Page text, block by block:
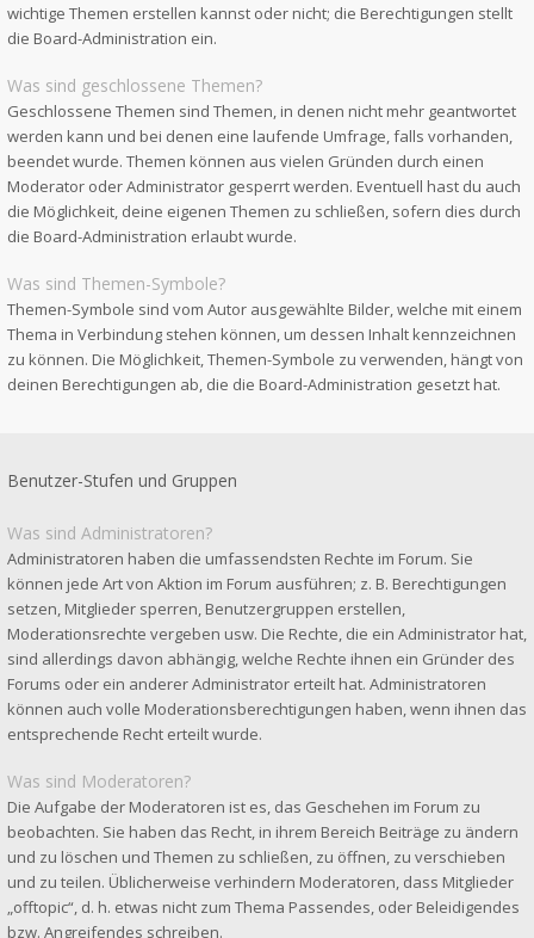
wichtige Themen erstellen kannst oder nicht; die Berechtigungen stellt
die Board-Administration ein.
Was sind geschlossene Themen?
Geschlossene Themen sind Themen, in denen nicht mehr geantwortet
werden kann und bei denen eine laufende Umfrage, falls vorhanden,
beendet wurde. Themen können aus vielen Gründen durch einen
Moderator oder Administrator gesperrt werden. Eventuell hast du auch
die Möglichkeit, deine eigenen Themen zu schließen, sofern dies durch
die Board-Administration erlaubt wurde.
Was sind Themen-Symbole?
Themen-Symbole sind vom Autor ausgewählte Bilder, welche mit einem
Thema in Verbindung stehen können, um dessen Inhalt kennzeichnen
zu können. Die Möglichkeit, Themen-Symbole zu verwenden, hängt von
deinen Berechtigungen ab, die die Board-Administration gesetzt hat.
Benutzer-Stufen und Gruppen
Was sind Administratoren?
Administratoren haben die umfassendsten Rechte im Forum. Sie
können jede Art von Aktion im Forum ausführen; z. B. Berechtigungen
setzen, Mitglieder sperren, Benutzergruppen erstellen,
Moderationsrechte vergeben usw. Die Rechte, die ein Administrator hat,
sind allerdings davon abhängig, welche Rechte ihnen ein Gründer des
Forums oder ein anderer Administrator erteilt hat. Administratoren
können auch volle Moderationsberechtigungen haben, wenn ihnen das
entsprechende Recht erteilt wurde.
Was sind Moderatoren?
Die Aufgabe der Moderatoren ist es, das Geschehen im Forum zu
beobachten. Sie haben das Recht, in ihrem Bereich Beiträge zu ändern
und zu löschen und Themen zu schließen, zu öffnen, zu verschieben
und zu teilen. Üblicherweise verhindern Moderatoren, dass Mitglieder
„offtopic“, d. h. etwas nicht zum Thema Passendes, oder Beleidigendes
bzw. Angreifendes schreiben.